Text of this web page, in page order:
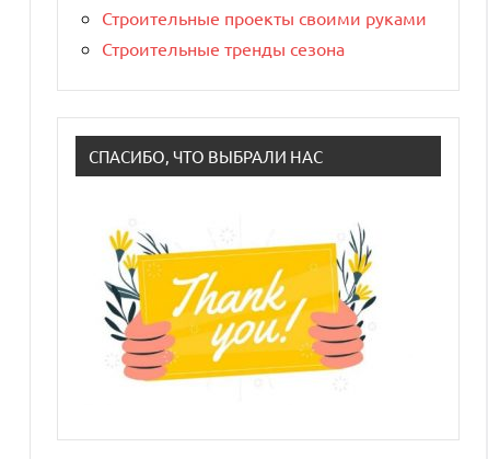
Строительные проекты своими руками
Строительные тренды сезона
СПАСИБО, ЧТО ВЫБРАЛИ НАС